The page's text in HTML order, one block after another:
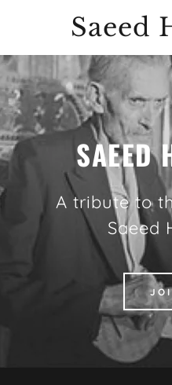
Saeed
SAEED
A tribute to
Saeed